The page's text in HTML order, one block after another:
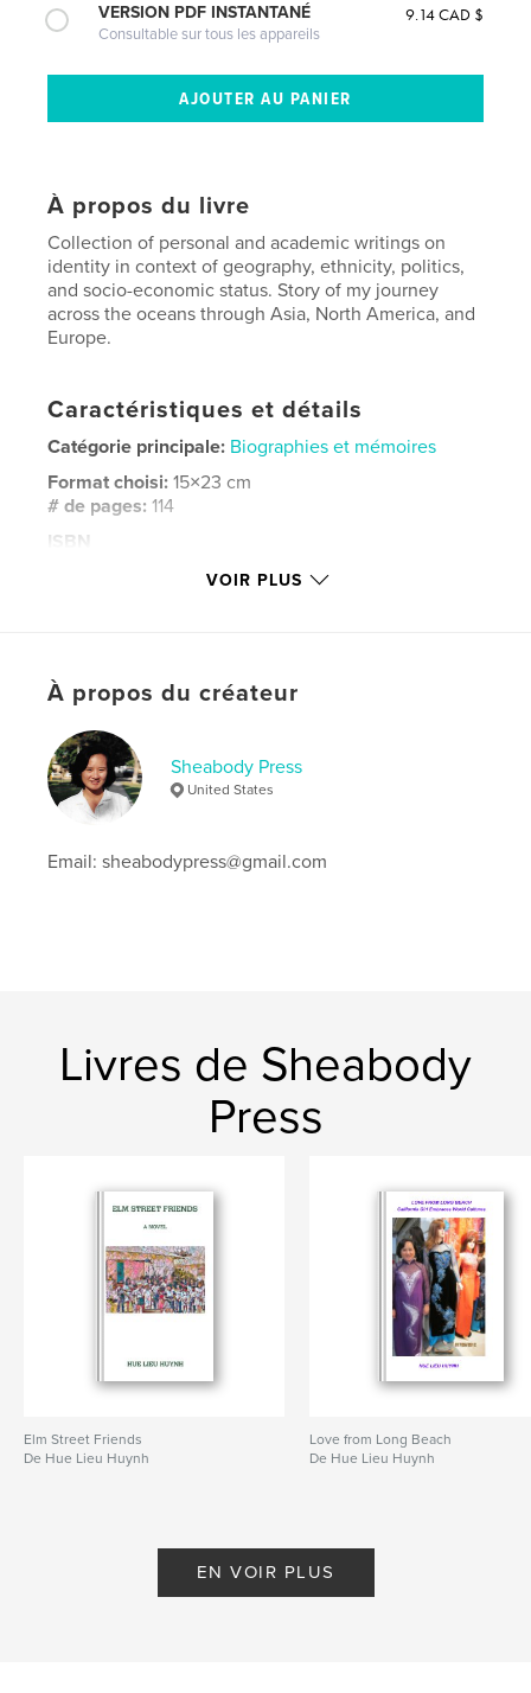
VERSION PDF INSTANTANÉ
Consultable sur tous les appareils
9.14 CAD $
À propos du livre
Collection of personal and academic writings on
identity in context of geography, ethnicity, politics,
and socio-economic status. Story of my journey
across the oceans through Asia, North America, and
Europe.
Caractéristiques et détails
Catégorie principale: Biographies et mémoires
Format choisi:15×23 cm
# de pages:114
ISBN
London , Vietnamese refugee
VOIR PLUS
À propos du créateur
Sheabody Press
United States
Email: sheabodypress@gmail.com
Livres de Sheabody
Press
Elm Street Friends
De Hue Lieu Huynh
Love from Long Beach
De Hue Lieu Huynh
EN VOIR PLUS